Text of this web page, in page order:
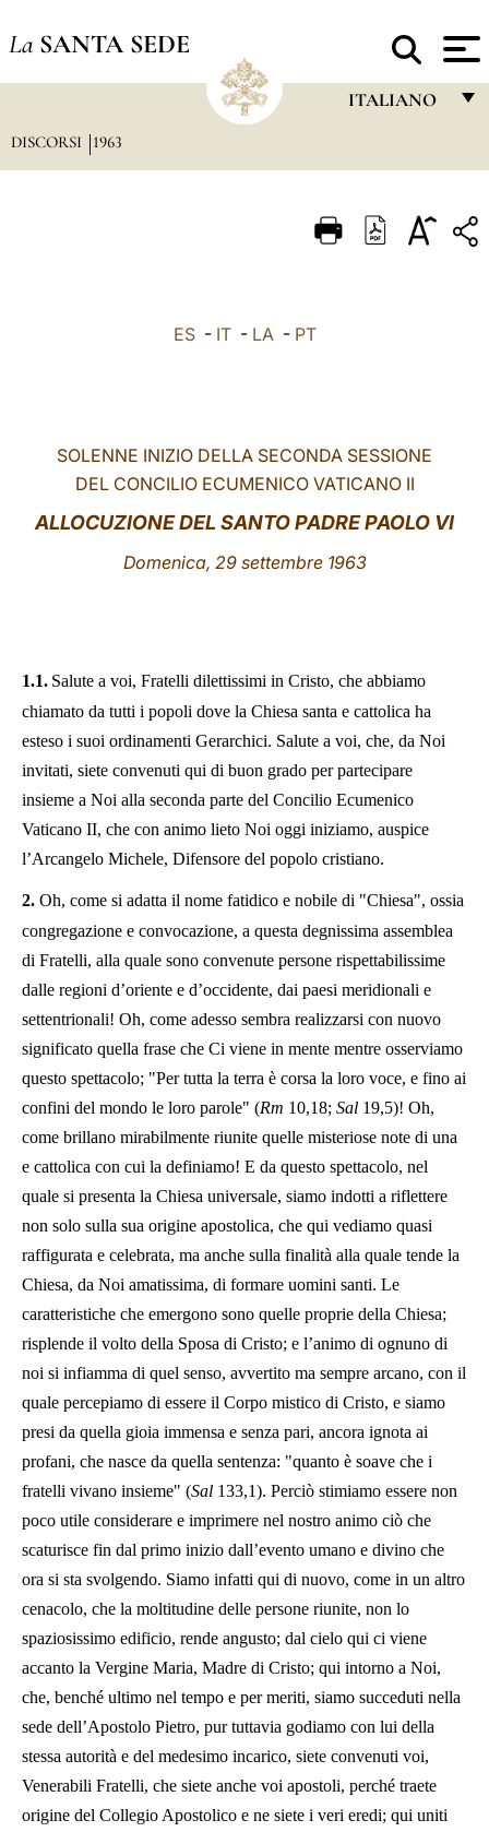
La SANTA SEDE
ITALIANO
ITALIANO
中文
LATINE
DISCORSI 1963
ES- IT- LA- PT
SOLENNE INIZIO DELLA SECONDA SESSIONE
DEL CONCILIO ECUMENICO VATICANO II
ALLOCUZIONEDEL SANTO PADRE PAOLO VI
Domenica, 29 settembre 1963
1.1. Salute a voi, Fratelli dilettissimi in Cristo, che abbiamo
chiamato da tutti i popoli dove la Chiesa santa e cattolica ha
esteso i suoi ordinamenti Gerarchici. Salute a voi, che, da Noi
invitati, siete convenuti qui di buon grado per partecipare
insieme a Noi alla seconda parte del Concilio Ecumenico
Vaticano II, che con animo lieto Noi oggi iniziamo, auspice
l’Arcangelo Michele, Difensore del popolo cristiano.
2. Oh, come si adatta il nome fatidico e nobile di "Chiesa", ossia
congregazione e convocazione, a questa degnissima assemblea
di Fratelli, alla quale sono convenute persone rispettabilissime
dalle regioni d’oriente e d’occidente, dai paesi meridionali e
settentrionali! Oh, come adesso sembra realizzarsi con nuovo
significato quella frase che Ci viene in mente mentre osserviamo
questo spettacolo; "Per tutta la terra è corsa la loro voce, e fino ai
confini del mondo le loro parole" (Rm 10,18; Sal 19,5)! Oh,
come brillano mirabilmente riunite quelle misteriose note di una
e cattolica con cui la definiamo! E da questo spettacolo, nel
quale si presenta la Chiesa universale, siamo indotti a riflettere
non solo sulla sua origine apostolica, che qui vediamo quasi
raffigurata e celebrata, ma anche sulla finalità alla quale tende la
Chiesa, da Noi amatissima, di formare uomini santi. Le
caratteristiche che emergono sono quelle proprie della Chiesa;
risplende il volto della Sposa di Cristo; e l’animo di ognuno di
noi si infiamma di quel senso, avvertito ma sempre arcano, con il
quale percepiamo di essere il Corpo mistico di Cristo, e siamo
presi da quella gioia immensa e senza pari, ancora ignota ai
profani, che nasce da quella sentenza: "quanto è soave che i
fratelli vivano insieme" (Sal 133,1). Perciò stimiamo essere non
poco utile considerare e imprimere nel nostro animo ciò che
scaturisce fin dal primo inizio dall’evento umano e divino che
ora si sta svolgendo. Siamo infatti qui di nuovo, come in un altro
cenacolo, che la moltitudine delle persone riunite, non lo
spaziosissimo edificio, rende angusto; dal cielo qui ci viene
accanto la Vergine Maria, Madre di Cristo; qui intorno a Noi,
che, benché ultimo nel tempo e per meriti, siamo succeduti nella
sede dell’Apostolo Pietro, pur tuttavia godiamo con lui della
stessa autorità e del medesimo incarico, siete convenuti voi,
Venerabili Fratelli, che siete anche voi apostoli, perché traete
origine del Collegio Apostolico e ne siete i veri eredi; qui uniti